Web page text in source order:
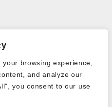
browsing experience,
and analyze our
you consent to our use